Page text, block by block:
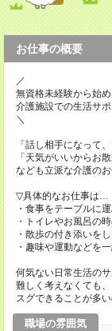
お仕事の概要
／
無資格未経験から始
介護施設での生活サポ
＼
「話し相手になって
「天気がいいからお
なども立派な介護のお
▽具体的なお仕事は…
・食事をテーブルに
・トイレやお風呂の
・散歩の付き添いを
・趣味や運動などを一
何気ない日常生活の
難しく考えなくても、
スグできることが多
職場の雰囲気